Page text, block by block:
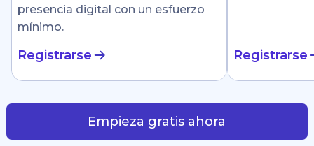
presencia digital con un esfuerzo
mínimo.
Registrarse Registrarse
Empieza gratis ahora